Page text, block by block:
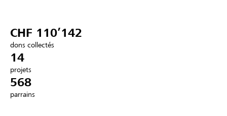
Se connecter
CHF 110’142
dons collectés
14
projets
568
parrains